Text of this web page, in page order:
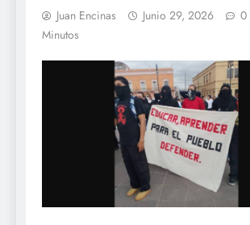
Juan Encinas Junio 29, 2026 0
Minutos